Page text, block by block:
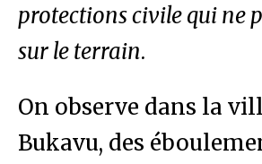
protections civile qui ne
sur le terrain.
On observe dans la
Bukavu, des